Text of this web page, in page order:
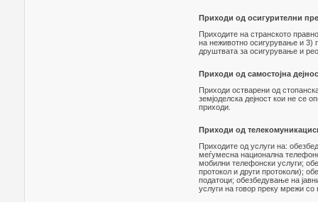
Приходи од осигурителни
Приходите на странското
на неживотно осигурување и 3)
друштвата за осигурување и
Приходи од самостојна
Приходи остварени од
земјоделска дејност кои не се
приходи.
Приходи од
Приходите од услуги на:
меѓумесна национална
мобилни телефонски услуги;
протокол и други протоколи);
податоци; обезбедување на
услуги на говор преку мрежи со